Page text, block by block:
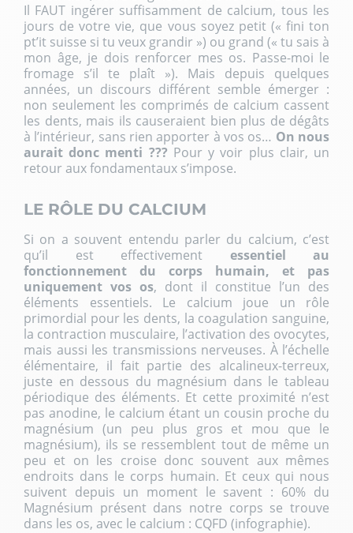
Il FAUT ingérer suffisamment de calcium, tous les
jours de votre vie, que vous soyez petit (« fini ton
pt’it suisse si tu veux grandir ») ou grand (« tu sais à
mon âge, je dois renforcer mes os. Passe-moi le
fromage s’il te plaît »). Mais depuis quelques
années, un discours différent semble émerger :
non seulement les comprimés de calcium cassent
les dents, mais ils causeraient bien plus de dégâts
à l’intérieur, sans rien apporter à vos os… On nous
aurait donc menti ??? Pour y voir plus clair, un
retour aux fondamentaux s’impose.
LE RÔLE DU CALCIUM
Si on a souvent entendu parler du calcium, c’est
qu’il est effectivement essentiel au
fonctionnement du corps humain, et pas
uniquement vos os, dont il constitue l’un des
éléments essentiels. Le calcium joue un rôle
primordial pour les dents, la coagulation sanguine,
la contraction musculaire, l’activation des ovocytes,
mais aussi les transmissions nerveuses. À l’échelle
élémentaire, il fait partie des alcalineux-terreux,
juste en dessous du magnésium dans le tableau
périodique des éléments. Et cette proximité n’est
pas anodine, le calcium étant un cousin proche du
magnésium (un peu plus gros et mou que le
magnésium), ils se ressemblent tout de même un
peu et on les croise donc souvent aux mêmes
endroits dans le corps humain. Et ceux qui nous
suivent depuis un moment le savent : 60% du
Magnésium présent dans notre corps se trouve
dans les os, avec le calcium : CQFD (infographie).